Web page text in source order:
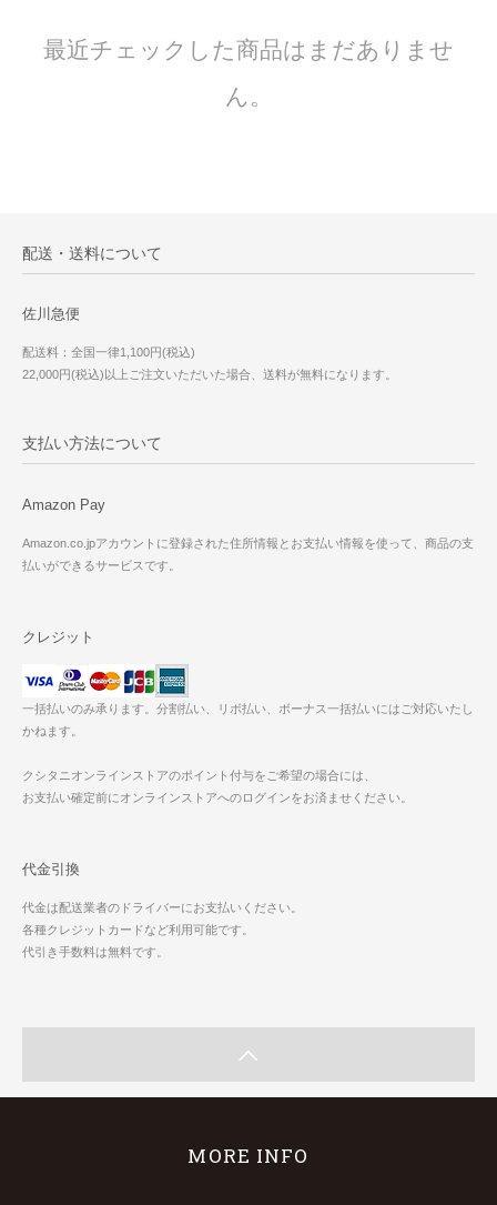
最近チェックした商品はまだありませ
ん。
配送・送料について
佐川急便
配送料：全国一律1,100円(税込)
22,000円(税込)以上ご注文いただいた場合、送料が無料になります。
支払い方法について
Amazon Pay
Amazon.co.jpアカウントに登録された住所情報とお支払い情報を使って、商品の支
払いができるサービスです。
クレジット
一括払いのみ承ります。分割払い、リボ払い、ボーナス一括払いにはご対応いたし
かねます。
クシタニオンラインストアのポイント付与をご希望の場合には、
お支払い確定前にオンラインストアへのログインをお済ませください。
代金引換
代金は配送業者のドライバーにお支払いください。
各種クレジットカードなど利用可能です。
代引き手数料は無料です。
MORE INFO